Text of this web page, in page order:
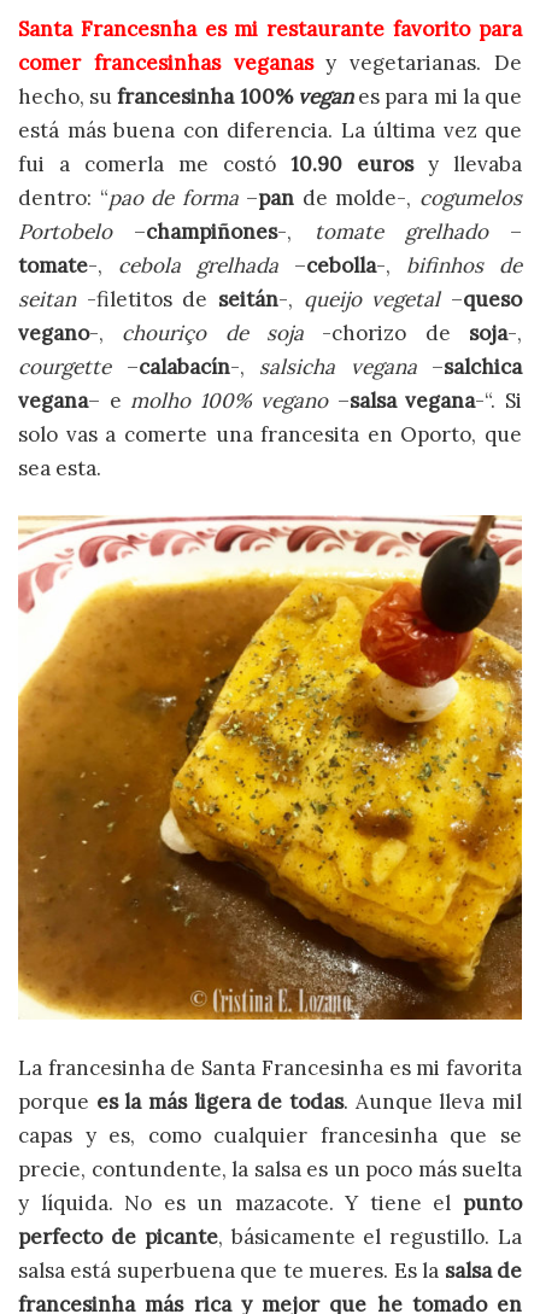
Santa Francesnha es mi restaurante favorito para
comer francesinhas veganasy vegetarianas. De
hecho, sufrancesinha 100% veganes para mi la que
está más buena con diferencia. La última vez que
fui a comerla me costó 10.90 eurosy llevaba
dentro: “pao de forma–pan de molde-, cogumelos
Portobelo–champiñones-, tomate grelhado–
tomate-, cebola grelhada –cebolla-, bifinhos de
seitan-filetitos de seitán-, queijo vegetal–queso
vegano-, chouriço de soja -chorizo de soja-,
courgette–calabacín-, salsicha vegana–salchica
vegana– e molho 100% vegano–salsa vegana-“. Si
solo vas a comerte una francesita en Oporto, que
sea esta.
La francesinha de Santa Francesinha es mi favorita
porque es la más ligera de todas. Aunque lleva mil
capas y es, como cualquier francesinha que se
precie, contundente, la salsa es un poco más suelta
y líquida. No es un mazacote. Y tiene el punto
perfecto de picante, básicamente el regustillo. La
salsa está superbuena que te mueres. Es la salsa de
francesinha más rica y mejor que he tomado en